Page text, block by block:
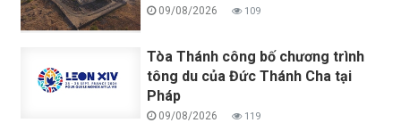
09/08/2026 109
Tòa Thánh công bố chương trình
tông du của Đức Thánh Cha tại
Pháp
09/08/2026 119